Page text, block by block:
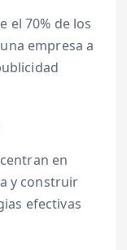
el 70% de los
empresa a
en
y construir
efectivas